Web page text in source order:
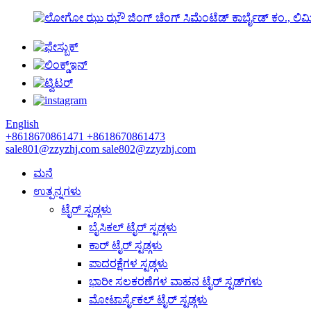
ಝು ಝೌ ಜಿಂಗ್ ಚೆಂಗ್ ಸಿಮೆಂಟೆಡ್ ಕಾರ್ಬೈಡ್ ಕಂ.,
English
+8618670861471 +8618670861473
sale801@zzyzhj.com sale802@zzyzhj.com
ಮನೆ
ಉತ್ಪನ್ನಗಳು
ಟೈರ್ ಸ್ಟಡ್ಗಳು
ಬೈಸಿಕಲ್ ಟೈರ್ ಸ್ಟಡ್ಗಳು
ಕಾರ್ ಟೈರ್ ಸ್ಟಡ್ಗಳು
ಪಾದರಕ್ಷೆಗಳ ಸ್ಟಡ್ಗಳು
ಭಾರೀ ಸಲಕರಣೆಗಳ ವಾಹನ ಟೈರ್ ಸ್ಟಡ್‌ಗಳು
ಮೋಟಾರ್ಸೈಕಲ್ ಟೈರ್ ಸ್ಟಡ್ಗಳು